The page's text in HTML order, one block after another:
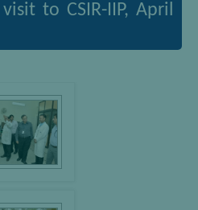
to CSIR-IIP, April